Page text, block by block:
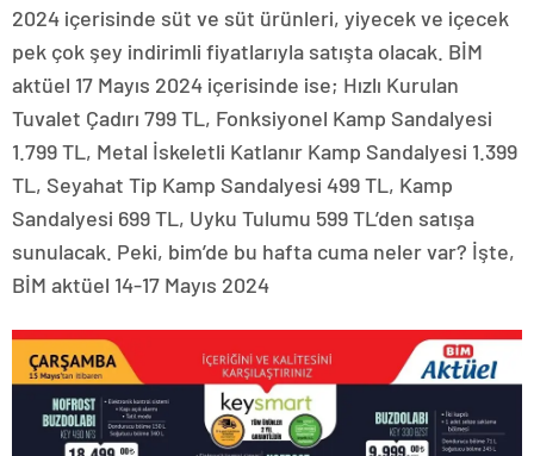
Bim aktüel ürünler kataloğu yeni haftanın gelmesiyle
birlikte araştırılmaya başlandı. Bim aktüel 14 Mayıs
2024 içerisinde süt ve süt ürünleri, yiyecek ve içecek
pek çok şey indirimli fiyatlarıyla satışta olacak. BİM
aktüel 17 Mayıs 2024 içerisinde ise; Hızlı Kurulan
Tuvalet Çadırı 799 TL, Fonksiyonel Kamp Sandalyesi
1.799 TL, Metal İskeletli Katlanır Kamp Sandalyesi 1.399